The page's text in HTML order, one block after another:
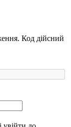
Код дійсний